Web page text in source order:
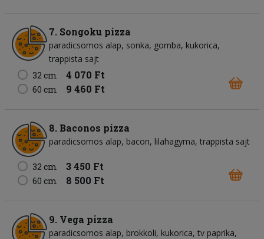
7. Songoku pizza
paradicsomos alap sonka gomba kukorica
trappista sajt
32 cm
4 070 Ft
60 cm 9 460 Ft
8. Baconos pizza
paradicsomos alap bacon lilahagyma trappista sajt
32 cm 3 450 Ft
60 cm 8 500 Ft
9. Vega pizza
paradicsomos alap brokkoli kukorica tv paprika